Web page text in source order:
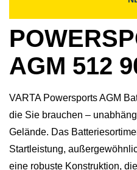
AGM 512
VARTA Powersports AGM
die Sie brauchen –
Gelände. Das
Startleistung,
eine robuste Konstruktion,